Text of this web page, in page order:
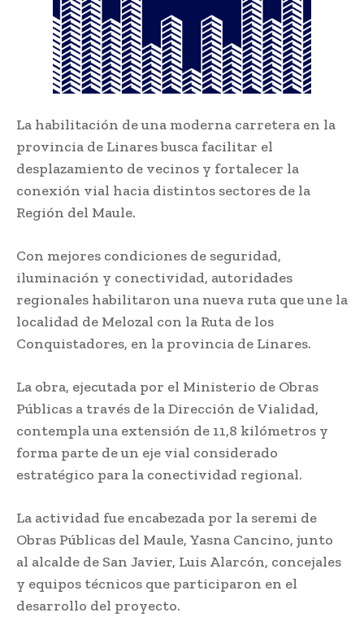
La habilitación de una moderna carretera en la
provincia de Linares busca facilitar el
desplazamiento de vecinos y fortalecer la
conexión vial hacia distintos sectores de la
Región del Maule.
Con mejores condiciones de seguridad,
iluminación y conectividad, autoridades
regionales habilitaron una nueva ruta que une la
localidad de Melozal con la Ruta de los
Conquistadores, en la provincia de Linares.
La obra, ejecutada por el Ministerio de Obras
Públicas a través de la Dirección de Vialidad,
contempla una extensión de 11,8 kilómetros y
forma parte de un eje vial considerado
estratégico para la conectividad regional.
La actividad fue encabezada por la seremi de
Obras Públicas del Maule, Yasna Cancino, junto
al alcalde de San Javier, Luis Alarcón, concejales
y equipos técnicos que participaron en el
desarrollo del proyecto.